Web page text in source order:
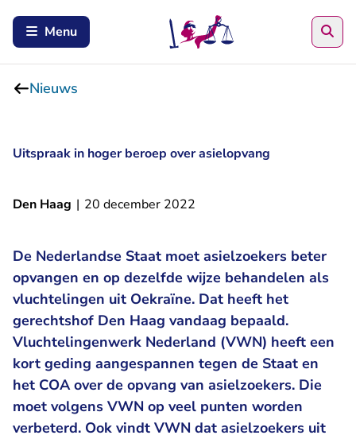
Menu
Nieuws
Uitspraak in hoger beroep over asielopvang
Den Haag | 20 december 2022
De Nederlandse Staat moet asielzoekers beter
opvangen en op dezelfde wijze behandelen als
vluchtelingen uit Oekraïne. Dat heeft het
gerechtshof Den Haag vandaag bepaald.
Vluchtelingenwerk Nederland (VWN) heeft een
kort geding aangespannen tegen de Staat en
het COA over de opvang van asielzoekers. Die
moet volgens VWN op veel punten worden
verbeterd. Ook vindt VWN dat asielzoekers uit